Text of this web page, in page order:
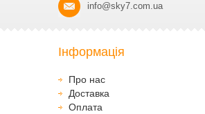
info@sky7.com.ua
Інформація
Про нас
Доставка
Оплата